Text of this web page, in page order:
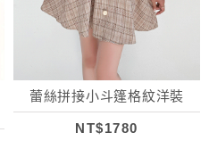
蕾絲拼接小斗篷格紋洋裝
NT$1780